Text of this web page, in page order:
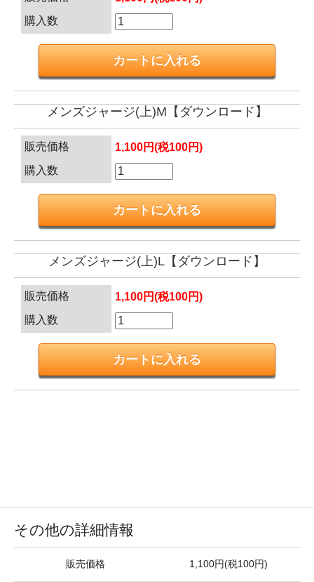
購入数
メンズジャージ(上)M【ダウンロード】
販売価格
1,100円(税100円)
購入数
メンズジャージ(上)L【ダウンロード】
販売価格
1,100円(税100円)
購入数
その他の詳細情報
販売価格 1,100円(税100円)